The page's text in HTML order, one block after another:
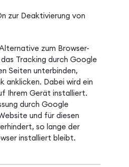
zur Deaktivierung von
zum Browser-
Tracking durch Google
Seiten unterbinden,
anklicken. Dabei wird ein
Ihrem Gerät installiert.
durch Google
und für diesen
so lange der
installiert bleibt.